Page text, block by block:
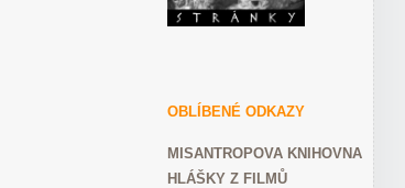
OBLÍBENÉ ODKAZY
MISANTROPOVA KNIHOVNA
HLÁŠKY Z FILMŮ